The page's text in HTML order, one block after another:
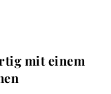
miteinem